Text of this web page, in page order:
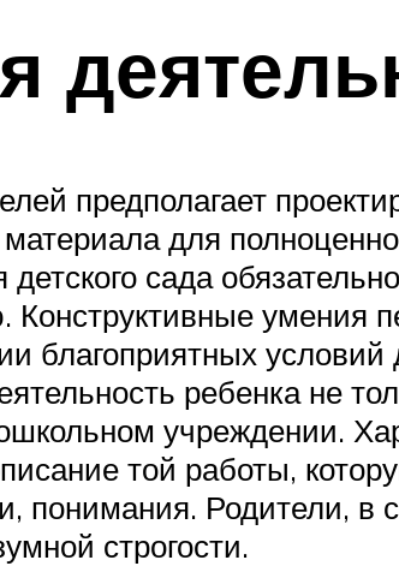
предполагает
для
детского сада
умения
благоприятных условий
ребенка не
учреждении.
той работы,
понимания. Родители, в
строгости.